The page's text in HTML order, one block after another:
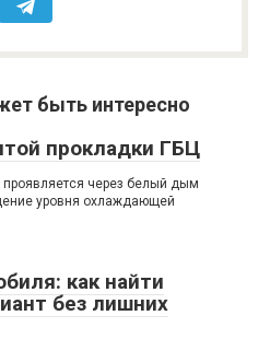
быть интересно
прокладки ГБЦ
проявляется через белый дым
уровня охлаждающей
как найти
без лишних